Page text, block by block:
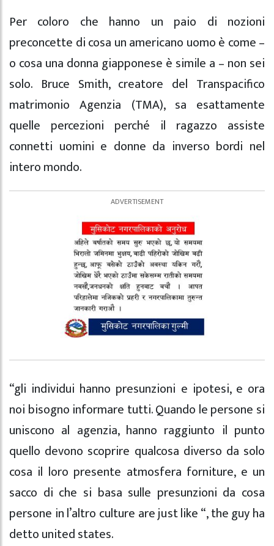
Per coloro che hanno un paio di nozioni
preconcette di cosa un americano uomo è come –
o cosa una donna giapponese è simile a – non sei
solo. Bruce Smith, creatore del Transpacifico
matrimonio Agenzia (TMA), sa esattamente
quelle percezioni perché il ragazzo assiste
connetti uomini e donne da inverso bordi nel
intero mondo.
“gli individui hanno presunzioni e ipotesi, e ora
noi bisogno informare tutti. Quando le persone si
uniscono al agenzia, hanno raggiunto il punto
quello devono scoprire qualcosa diverso da solo
cosa il loro presente atmosfera forniture, e un
sacco di che si basa sulle presunzioni da cosa
persone in l’altro culture are just like “, the guy ha
detto united states.